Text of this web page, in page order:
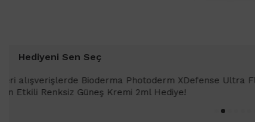
Hediyeni Sen Seç
1000 TL ve üzeri
SPF 50+ Antioksidan Renkli